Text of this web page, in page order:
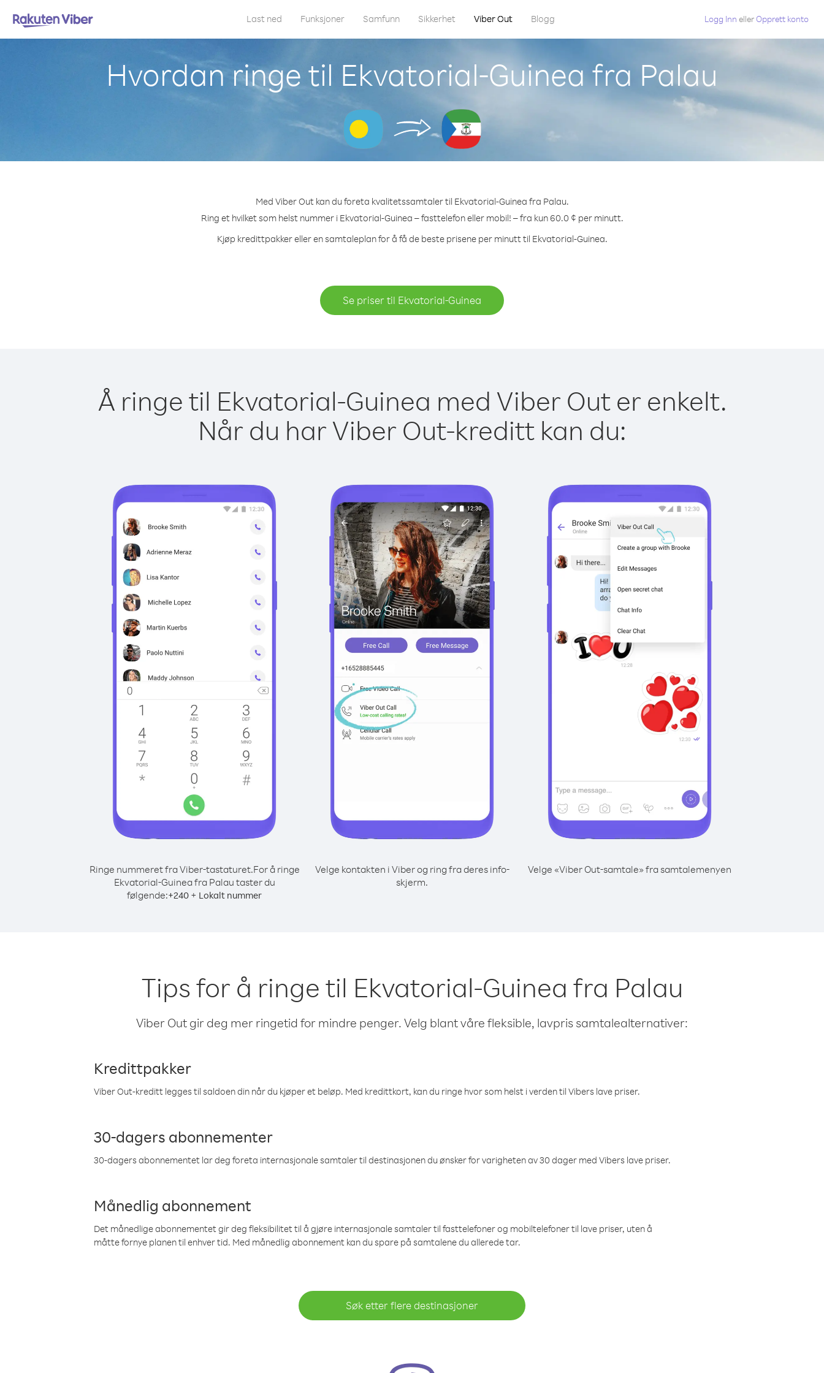
Last ned Funksjoner Samfunn Sikkerhet Viber Out Blogg Logg Inn ellerOpprett konto
Hvordan ringe til Ekvatorial-Guinea fra Palau
Med Viber Out kan du foreta kvalitetssamtaler til Ekvatorial-Guinea fra Palau.
Ring et hvilket som helst nummer i Ekvatorial-Guinea – fasttelefon eller mobil! – fra kun 60.0 ¢ per minutt.
Kjøp kredittpakker eller en samtaleplan for å få de beste prisene per minutt til Ekvatorial-Guinea.
Se priser til Ekvatorial-Guinea
Å ringe til Ekvatorial-Guinea med Viber Out er enkelt.
Når du har Viber Out-kreditt kan du:
Ringe nummeret fra Viber-tastaturet.For å ringe
Ekvatorial-Guinea fra Palau taster du
følgende:+240 + Lokalt nummer
Velge kontakten i Viber og ring fra deres info-
skjerm.
Velge «Viber Out-samtale» fra samtalemenyen
Tips for å ringe til Ekvatorial-Guinea fra Palau
Viber Out gir deg mer ringetid for mindre penger. Velg blant våre fleksible, lavpris samtalealternativer:
Kredittpakker
Viber Out-kreditt legges til saldoen din når du kjøper et beløp. Med kredittkort, kan du ringe hvor som helst i verden til Vibers lave priser.
30-dagers abonnementer
30-dagers abonnementet lar deg foreta internasjonale samtaler til destinasjonen du ønsker for varigheten av 30 dager med Vibers lave priser.
Månedlig abonnement
Det månedlige abonnementet gir deg fleksibilitet til å gjøre internasjonale samtaler til fasttelefoner og mobiltelefoner til lave priser, uten å
måtte fornye planen til enhver tid. Med månedlig abonnement kan du spare på samtalene du allerede tar.
Søk etter flere destinasjoner